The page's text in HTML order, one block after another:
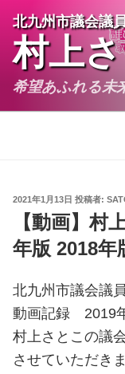
へ
北九州市議会議
村上
希望あふれる未
投
2021年1月13日 投稿者:
【動画】村
年版 2018年
北九州市議会議
動画記録 2019
村上さとこの議
させていただきま